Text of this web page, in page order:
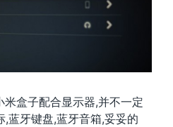
盒子配合显示器,并不一定
蓝牙键盘,蓝牙音箱,妥妥的